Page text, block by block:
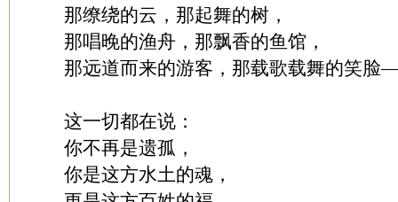
那缭绕的云，那起舞的树，
那唱晚的渔舟，那飘香的鱼馆，
那远道而来的游客，那载歌载舞的笑
这一切都在说：
你不再是遗孤，
你是这方水土的魂，